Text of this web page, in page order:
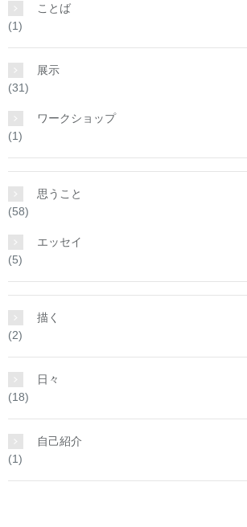
ことば
(1)
展示
(31)
ワークショップ
(1)
思うこと
(58)
エッセイ
(5)
描く
(2)
日々
(18)
自己紹介
(1)